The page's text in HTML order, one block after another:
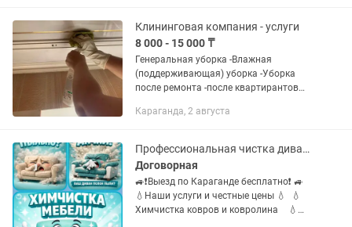
Клининговая компания - услуги
8 000 - 15 000 ₸
Генеральная уборка -Влажная
(поддерживающая) уборка -Уборка
после ремонта -после квартирантов
после гостей -Уборка после потопа
Караганда, 2 августа
Профессиональная чистка диванов,ковров,матрасов
Договорная
🚙❗Выезд по Караганде бесплатно❗ 🚙
💧Наши услуги и честные цены 💧 💧
Химчистка ковров и ковролина 💧